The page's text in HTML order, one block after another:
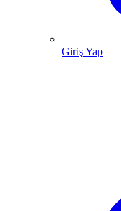
Giriş Yap